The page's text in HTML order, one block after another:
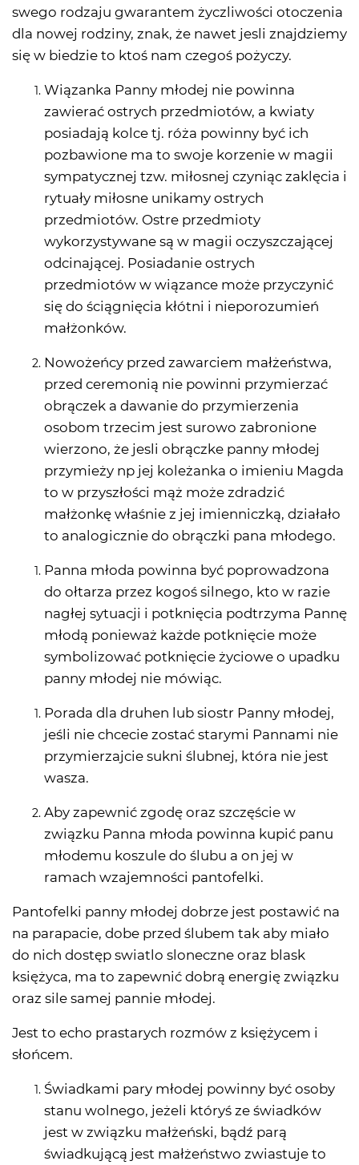
swego rodzaju gwarantem życzliwości otoczenia
dla nowej rodziny, znak, że nawet jesli znajdziemy
się w biedzie to ktoś nam czegoś pożyczy.
Wiązanka Panny młodej nie powinna
zawierać ostrych przedmiotów, a kwiaty
posiadają kolce tj. róża powinny być ich
pozbawione ma to swoje korzenie w magii
sympatycznej tzw. miłosnej czyniąc zaklęcia i
rytuały miłosne unikamy ostrych
przedmiotów. Ostre przedmioty
wykorzystywane są w magii oczyszczającej
odcinającej. Posiadanie ostrych
przedmiotów w wiązance może przyczynić
się do ściągnięcia kłótni i nieporozumień
małżonków.
Nowożeńcy przed zawarciem małżeństwa,
przed ceremonią nie powinni przymierzać
obrączek a dawanie do przymierzenia
osobom trzecim jest surowo zabronione
wierzono, że jesli obrączke panny młodej
przymieży np jej koleżanka o imieniu Magda
to w przyszłości mąż może zdradzić
małżonkę właśnie z jej imienniczką, działało
to analogicznie do obrączki pana młodego.
Panna młoda powinna być poprowadzona
do ołtarza przez kogoś silnego, kto w razie
nagłej sytuacji i potknięcia podtrzyma Pannę
młodą ponieważ każde potknięcie może
symbolizować potknięcie życiowe o upadku
panny młodej nie mówiąc.
Porada dla druhen lub siostr Panny młodej,
jeśli nie chcecie zostać starymi Pannami nie
przymierzajcie sukni ślubnej, która nie jest
wasza.
Aby zapewnić zgodę oraz szczęście w
związku Panna młoda powinna kupić panu
młodemu koszule do ślubu a on jej w
ramach wzajemności pantofelki.
Pantofelki panny młodej dobrze jest postawić na
na parapacie, dobe przed ślubem tak aby miało
do nich dostęp swiatlo sloneczne oraz blask
księżyca, ma to zapewnić dobrą energię związku
oraz sile samej pannie młodej.
Jest to echo prastarych rozmów z księżycem i
słońcem.
Świadkami pary młodej powinny być osoby
stanu wolnego, jeżeli któryś ze świadków
jest w związku małżeński, bądź parą
świadkującą jest małżeństwo zwiastuje to